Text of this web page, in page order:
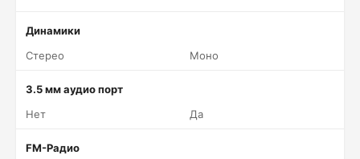
Динамики
Стерео
Моно
3.5 мм аудио порт
Нет
Да
FM-Радио